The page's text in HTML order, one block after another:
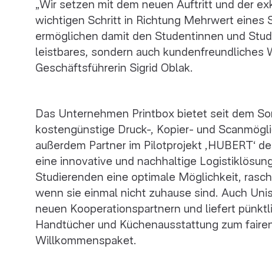
wichtigen Schritt in Richtung Mehrwert eines
ermöglichen damit den Studentinnen und
leistbares, sondern auch kundenfreundliches
Geschäftsführerin Sigrid Oblak.
Das Unternehmen Printbox bietet seit dem
kostengünstige Druck-, Kopier- und
außerdem Partner im Pilotprojekt ‚HUBERT‘
eine innovative und nachhaltige
Studierenden eine optimale Möglichkeit,
wenn sie einmal nicht zuhause sind. Auch
neuen Kooperationspartnern und liefert
Handtücher und Küchenausstattung zum
Willkommenspaket.